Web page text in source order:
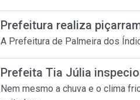
Prefeitura realiza
A Prefeitura de Palmeira dos
Prefeita Tia Júlia
Nem mesmo a chuva e o clima